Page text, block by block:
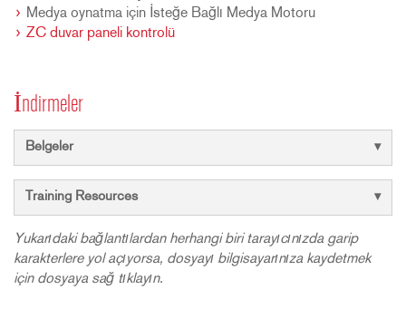
Medya oynatma için İsteğe Bağlı Medya Motoru
ZC duvar paneli kontrolü
İndirmeler
Belgeler
Training Resources
Yukarıdaki bağlantılardan herhangi biri tarayıcınızda garip
karakterlere yol açıyorsa, dosyayı bilgisayarınıza kaydetmek
için dosyaya sağ tıklayın.